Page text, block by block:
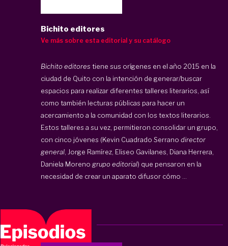
Bichito editores
Ve más sobre esta editorial y su catálogo
Bichito editores tiene sus orígenes en el año 2015 en la
ciudad de Quito con la intención de generar/buscar
espacios para realizar diferentes talleres literarios, así
como también lecturas públicas para hacer un
acercamiento a la comunidad con los textos literarios.
Estos talleres a su vez, permitieron consolidar un grupo,
con cinco jóvenes (Kevin Cuadrado Serrano director
general , Jorge Ramírez, Eliseo Gavilanes, Diana Herrera,
Daniela Moreno grupo editorial) que pensaron en la
necesidad de crear un aparato difusor cómo ...